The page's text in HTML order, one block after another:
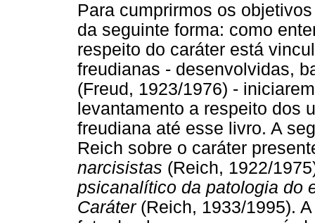
Para cumprirmos os
da seguinte forma: como
respeito do caráter está
freudianas - desenvolvidas,
(Freud, 1923/1976) -
levantamento a respeito dos
freudiana até esse livro. A
Reich sobre o caráter
narcisistas (Reich, 1922/
psicanalítico da patologia do
Caráter(Reich, 1933/1995).